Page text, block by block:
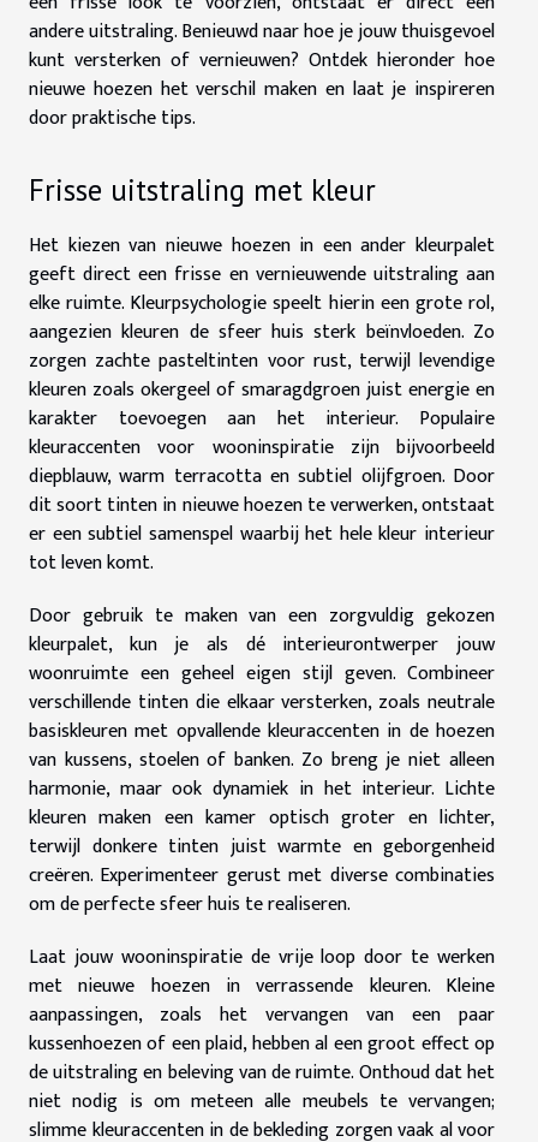
andere uitstraling. Benieuwd naar hoe je jouw thuisgevoel
kunt versterken of vernieuwen? Ontdek hieronder hoe
nieuwe hoezen het verschil maken en laat je inspireren
door praktische tips.
Frisse uitstraling met kleur
Het kiezen van nieuwe hoezen in een ander kleurpalet
geeft direct een frisse en vernieuwende uitstraling aan
elke ruimte. Kleurpsychologie speelt hierin een grote rol,
aangezien kleuren de sfeer huis sterk beïnvloeden. Zo
zorgen zachte pasteltinten voor rust, terwijl levendige
kleuren zoals okergeel of smaragdgroen juist energie en
karakter toevoegen aan het interieur. Populaire
kleuraccenten voor wooninspiratie zijn bijvoorbeeld
diepblauw, warm terracotta en subtiel olijfgroen. Door
dit soort tinten in nieuwe hoezen te verwerken, ontstaat
er een subtiel samenspel waarbij het hele kleur interieur
tot leven komt.
Door gebruik te maken van een zorgvuldig gekozen
kleurpalet, kun je als dé interieurontwerper jouw
woonruimte een geheel eigen stijl geven. Combineer
verschillende tinten die elkaar versterken, zoals neutrale
basiskleuren met opvallende kleuraccenten in de hoezen
van kussens, stoelen of banken. Zo breng je niet alleen
harmonie, maar ook dynamiek in het interieur. Lichte
kleuren maken een kamer optisch groter en lichter,
terwijl donkere tinten juist warmte en geborgenheid
creëren. Experimenteer gerust met diverse combinaties
om de perfecte sfeer huis te realiseren.
Laat jouw wooninspiratie de vrije loop door te werken
met nieuwe hoezen in verrassende kleuren. Kleine
aanpassingen, zoals het vervangen van een paar
kussenhoezen of een plaid, hebben al een groot effect op
de uitstraling en beleving van de ruimte. Onthoud dat het
niet nodig is om meteen alle meubels te vervangen;
slimme kleuraccenten in de bekleding zorgen vaak al voor